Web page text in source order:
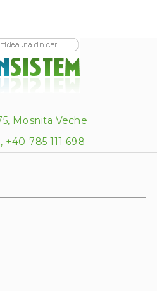
Mosnita Veche
785 111 698